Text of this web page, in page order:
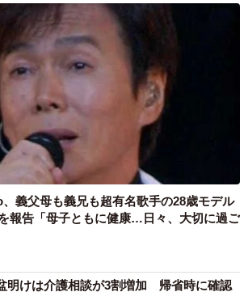
るそうです。雨や日差しを遮ってくれ
子も多く設置されていて休憩スポット
議と迷いにくいという利点もありま
おすすめです。「歩行者立ち入り禁止
れますので、海側から見た会場を望む
のこと。
義父母も義兄も超有名歌手の28歳モデル
報告「母子ともに健康…日々、大切に過ご
明けは介護相談が3割増加 帰省時に確認